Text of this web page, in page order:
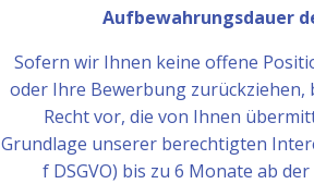
Aufbewahrungsdauer
Sofern wir Ihnen keine offene
oder Ihre Bewerbung zurückziehen,
Recht vor, die von Ihnen
Grundlage unserer berechtigten
f DSGVO) bis zu 6 Monate ab